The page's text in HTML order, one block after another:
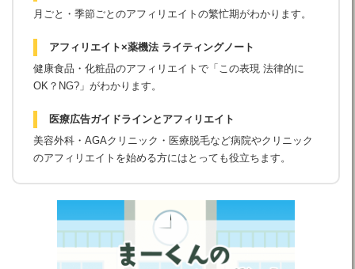
月ごと・季節ごとのアフィリエイトの繁忙期がわかります。
アフィリエイト×薬機法 ライティングノート
健康食品・化粧品のアフィリエイトで「この表現 法律的に
OK？NG?」がわかります。
医療広告ガイドラインとアフィリエイト
美容外科・AGAクリニック・医療脱毛など病院やクリニック
のアフィリエイトを始める方にはとっても役立ちます。